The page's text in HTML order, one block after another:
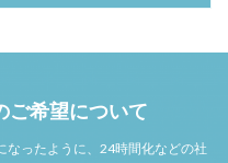
ご希望について
ったように、24時間化などの社